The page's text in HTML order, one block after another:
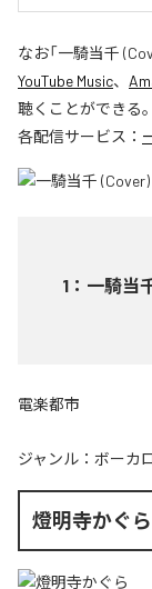
なお「一騎当千
YouTube Music、
聴くことができる。
各配信サービス：
1 ： 一騎当
電楽都市
ジャンル： ボーカ
燈明寺かぐら